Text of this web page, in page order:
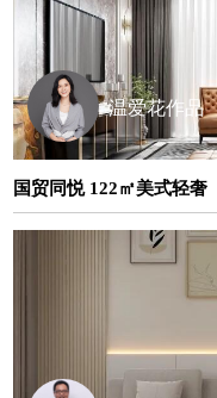
温爱花作品
国贸同悦 122㎡美式轻奢